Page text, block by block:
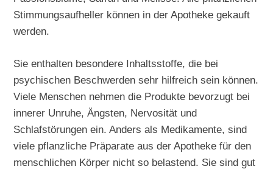
Stimmungsaufheller können in der Apotheke gekauft
werden.
Sie enthalten besondere Inhaltsstoffe, die bei
psychischen Beschwerden sehr hilfreich sein können.
Viele Menschen nehmen die Produkte bevorzugt bei
innerer Unruhe, Ängsten, Nervosität und
Schlafstörungen ein. Anders als Medikamente, sind
viele pflanzliche Präparate aus der Apotheke für den
menschlichen Körper nicht so belastend. Sie sind gut